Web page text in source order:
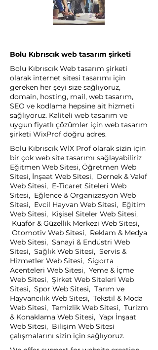
Bolu Kıbrıscık web tasarım şirketi
Bolu Kıbrıscık Web tasarım şirketi
olarak internet sitesi tasarımı için
gereken her şeyi size sağlıyoruz,
domain, hosting, mail, web tasarım,
SEO ve kodlama hepsine ait hizmeti
sağlıyoruz. Kaliteli web tasarım ve
uygun fiyatlı çözümler için web tasarım
şirketi WixProf doğru adres.
Bolu Kıbrıscık WİX Prof olarak sizin için
bir çok web site tasarımı sağlayabiliriz
Eğitmen Web Sitesi, Öğretmen Web
Sitesi, İnşaat Web Sitesi, Dernek & Vakıf
Web Sitesi, E-Ticaret Siteleri Web
Sitesi, Eğlence & Organizasyon Web
Sitesi, Evcil Hayvan Web Sitesi, Eğitim
Web Sitesi, Kişisel Siteler Web Sitesi,
Kuaför & Güzellik Merkezi Web Sitesi,
Otomotiv Web Sitesi, Reklam & Medya
Web Sitesi, Sanayi & Endüstri Web
Sitesi, Sağlık Web Sitesi, Servis &
Hizmetler Web Sitesi, Sigorta
Acenteleri Web Sitesi, Yeme & İçme
Web Sitesi, Şirket Web Siteleri Web
Sitesi, Spor Web Sitesi, Tarım ve
Hayvancılık Web Sitesi, Tekstil & Moda
Web Sitesi, Temizlik Web Sitesi, Turizm
& Konaklama Web Sitesi, Yapı İnşaat
Web Sitesi, Bilişim Web Sitesi
çalışmalarını sizin için sağlıyoruz.